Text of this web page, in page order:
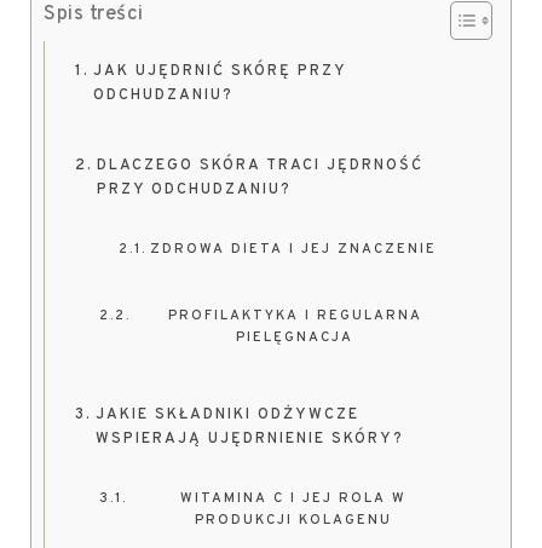
Spis treści
JAK UJĘDRNIĆ SKÓRĘ PRZY
ODCHUDZANIU?
DLACZEGO SKÓRA TRACI JĘDRNOŚĆ
PRZY ODCHUDZANIU?
ZDROWA DIETA I JEJ ZNACZENIE
PROFILAKTYKA I REGULARNA
PIELĘGNACJA
JAKIE SKŁADNIKI ODŻYWCZE
WSPIERAJĄ UJĘDRNIENIE SKÓRY?
WITAMINA C I JEJ ROLA W
PRODUKCJI KOLAGENU